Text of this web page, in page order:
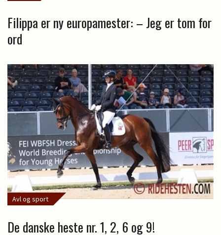
Filippa er ny europamester: – Jeg er tom for
ord
Avl og sport
De danske heste nr. 1, 2, 6 og 9!